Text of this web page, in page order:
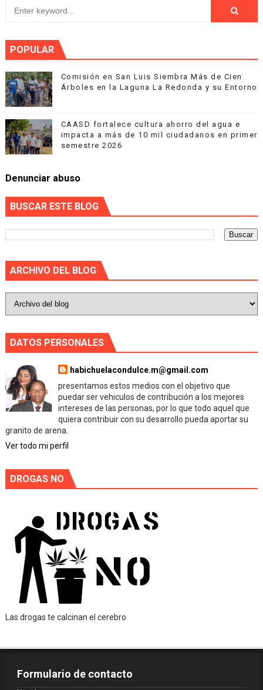
POPULAR
Comisión en San Luis Siembra Más de Cien
Árboles en la Laguna La Redonda y su Entorno
CAASD fortalece cultura ahorro del agua e
impacta a más de 10 mil ciudadanos en primer
semestre 2026
Denunciar abuso
BUSCAR ESTE BLOG
ARCHIVO DEL BLOG
DATOS PERSONALES
habichuelacondulce.m@gmail.com
presentamos estos medios con el objetivo que
puedar ser vehiculos de contribución a los mejores
intereses de las personas, por lo que todo aquel que
quiera contribuir con su desarrollo pueda aportar su
granito de arena.
Ver todo mi perfil
DROGAS NO
Las drogas te calcinan el cerebro
Formulario de contacto